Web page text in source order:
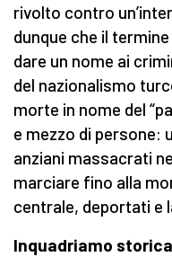
rivolto contro
dunque che il
dare un nome ai
del nazionalismo
morte in nome del
e mezzo di persone:
anziani massacrati
marciare fino alla
centrale, deportati e
Inquadriamo